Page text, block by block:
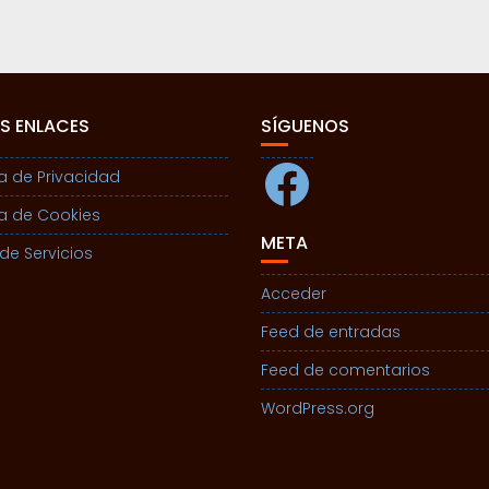
ENLACES
de Privacidad
de Cookies
Servicios
SÍGUENOS
Facebook
META
Acceder
Feed de entradas
Feed de comentarios
WordPress.org